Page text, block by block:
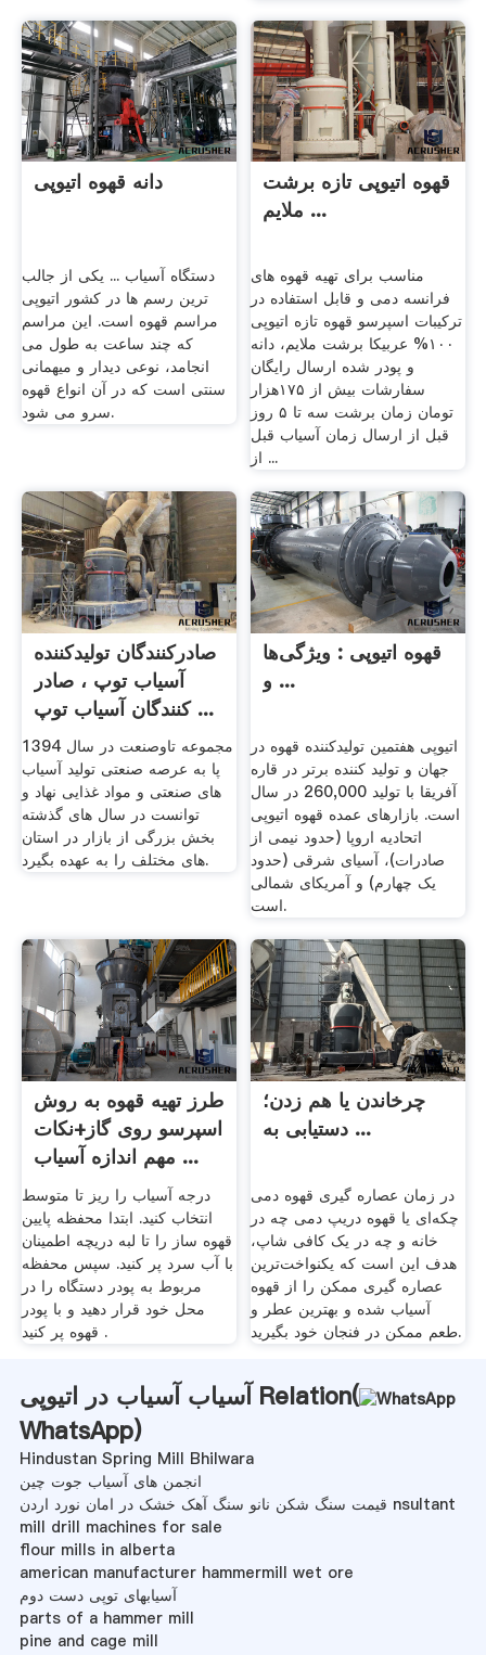
دانه قهوه اتیوپی
دستگاه آسیاب ... یکی از جالب
ترین رسم ها در کشور اتیوپی
مراسم قهوه است. این مراسم
که چند ساعت به طول می
انجامد، نوعی دیدار و میهمانی
سنتی است که در آن انواع قهوه
سرو می شود.
قهوه اتیوپی تازه برشت
ملایم ...
مناسب برای تهیه قهوه های
فرانسه دمی و قابل استفاده در
ترکیبات اسپرسو قهوه تازه اتیوپی
۱۰۰% عربیکا برشت ملایم، دانه
و پودر شده ارسال رایگان
سفارشات بیش از ۱۷۵هزار
تومان زمان برشت سه تا ۵ روز
قبل از ارسال زمان آسیاب قبل
از ...
صادرکنندگان تولیدکننده
آسیاب توپ ، صادر
کنندگان آسیاب توپ ...
مجموعه تاوصنعت در سال 1394
پا به عرصه صنعتی تولید آسیاب
های صنعتی و مواد غذایی نهاد و
توانست در سال های گذشته
بخش بزرگی از بازار در استان
های مختلف را به عهده بگیرد.
قهوه اتیوپی : ویژگی‌ها
و ...
اتیوپی هفتمین تولیدکننده قهوه در
جهان و تولید کننده برتر در قاره
آفریقا با تولید 260,000 در سال
است. بازارهای عمده قهوه اتیوپی
اتحادیه اروپا (حدود نیمی از
صادرات)، آسیای شرقی (حدود
یک چهارم) و آمریکای شمالی
است.
طرز تهیه قهوه به روش
اسپرسو روی گاز+نکات
مهم اندازه آسیاب ...
درجه آسیاب را ریز تا متوسط
انتخاب کنید. ابتدا محفظه پایین
قهوه ساز را تا لبه دریچه اطمینان
با آب سرد پر کنید. سپس محفظه
مربوط به پودر دستگاه را در
محل خود قرار دهید و با پودر
قهوه پر کنید .
چرخاندن یا هم زدن؛
دستیابی به ...
در زمان عصاره گیری قهوه دمی
چکه‌ای یا قهوه دریپ دمی چه در
خانه و چه در یک کافی شاپ،
هدف این است که یکنواخت‌ترین
عصاره گیری ممکن را از قهوه
آسیاب شده و بهترین عطر و
طعم ممکن در فنجان خود بگیرید.
آسیاب آسیاب در اتیوپی Relation(
WhatsApp)
Hindustan Spring Mill Bhilwara
انجمن های آسیاب جوت چین
قیمت سنگ شکن نانو سنگ آهک خشک در امان نورد اردن nsultant
mill drill machines for sale
flour mills in alberta
american manufacturer hammermill wet ore
آسیابهای توپی دست دوم
parts of a hammer mill
pine and cage mill